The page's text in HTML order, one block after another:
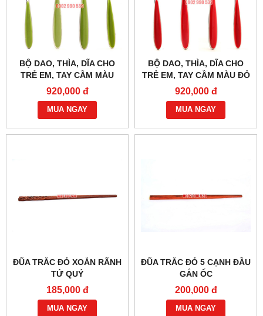
BỘ DAO, THÌA, DĨA CHO
TRẺ EM, TAY CẦM MÀU
XANH LÁ
920,000 đ
MUA NGAY
BỘ DAO, THÌA, DĨA CHO
TRẺ EM, TAY CẦM MÀU ĐỎ
920,000 đ
MUA NGAY
ĐŨA TRẮC ĐỎ XOẮN RÃNH
TỨ QUÝ
185,000 đ
MUA NGAY
ĐŨA TRẮC ĐỎ 5 CẠNH ĐẦU
GẮN ỐC
200,000 đ
MUA NGAY